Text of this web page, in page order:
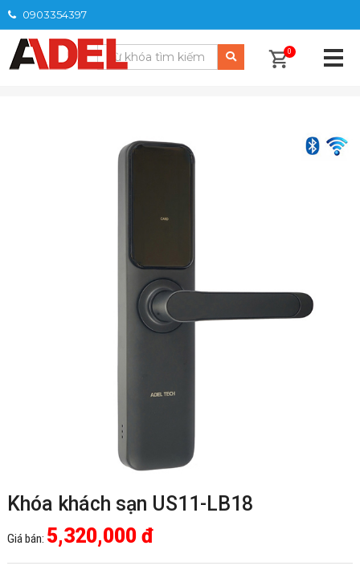
0903354397
0
Khóa khách sạn US11-LB18
Giá bán: 5,320,000 đ